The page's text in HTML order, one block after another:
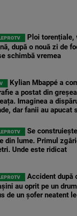
Ploi torențiale,
după o nouă zi de
schimbă vremea
Kylian Mbappé a
a postat din
Imaginea a
dar fanii au apucat
Se
din lume. Primul
Unde este ridicat
Accident după
au oprit pe un
de un șofer neatent